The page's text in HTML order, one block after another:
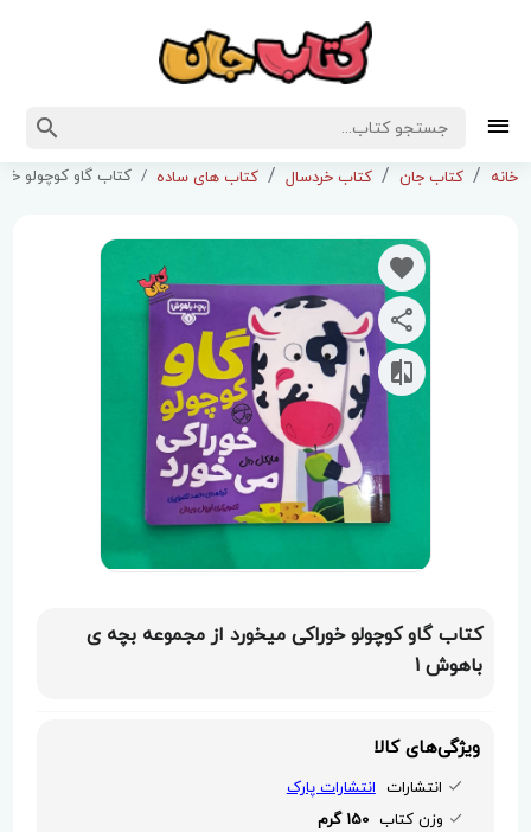
خانه کتاب جان کتاب خردسال کتاب های ساده کتاب گاو کوچولو
کتاب گاو کوچولو خوراکی میخورد از مجموعه بچه ی
باهوش 1
ویژگی‌های کالا
انتشارات انتشارات پارک
وزن کتاب 150 گرم